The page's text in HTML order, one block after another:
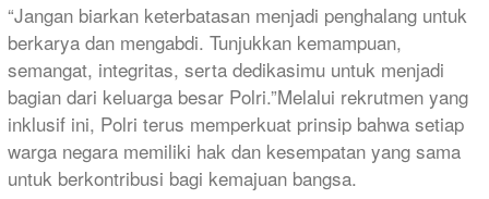
“Jangan biarkan keterbatasan menjadi penghalang untuk
berkarya dan mengabdi. Tunjukkan kemampuan,
semangat, integritas, serta dedikasimu untuk menjadi
bagian dari keluarga besar Polri.”Melalui rekrutmen yang
inklusif ini, Polri terus memperkuat prinsip bahwa setiap
warga negara memiliki hak dan kesempatan yang sama
untuk berkontribusi bagi kemajuan bangsa.